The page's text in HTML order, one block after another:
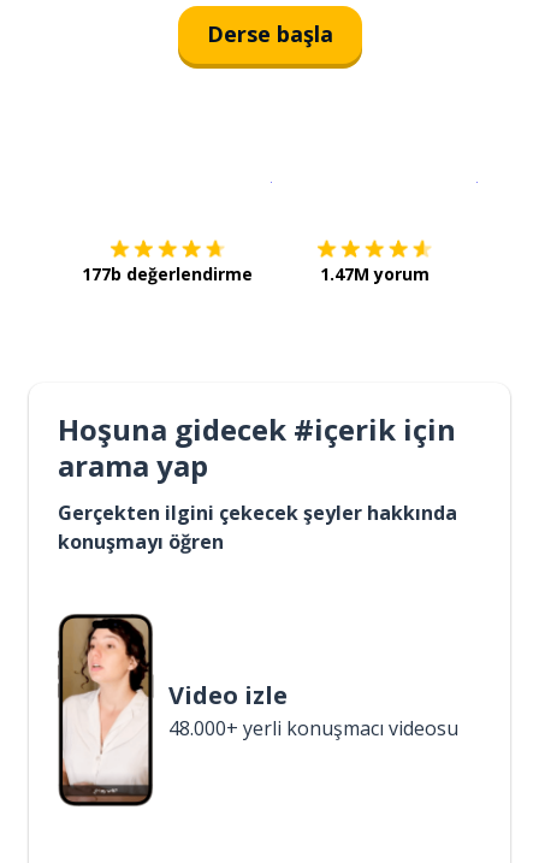
Derse başla
177b değerlendirme 1.47M yorum
Hoşuna gidecek #içerik için
arama yap
Gerçekten ilgini çekecek şeyler hakkında
konuşmayı öğren
Video izle
48.000+ yerli konuşmacı videosu